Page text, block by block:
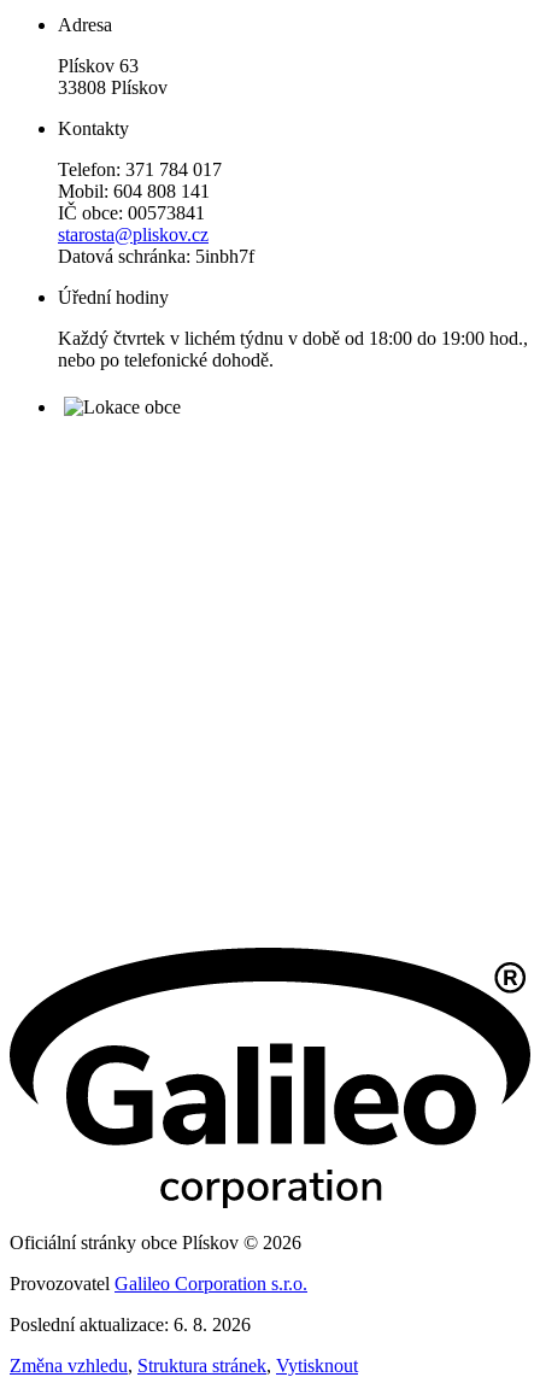
Adresa
Plískov 63
33808 Plískov
Kontakty
Telefon: 371 784 017
Mobil: 604 808 141
IČ obce: 00573841
starosta@pliskov.cz
Datová schránka: 5inbh7f
Úřední hodiny
Každý čtvrtek v lichém týdnu v době od 18:00 do 19:00 hod.,
nebo po telefonické dohodě.
Oficiální stránky obce Plískov © 2026
Provozovatel Galileo Corporation s.r.o.
Poslední aktualizace: 6. 8. 2026
Změna vzhledu, Struktura stránek, Vytisknout